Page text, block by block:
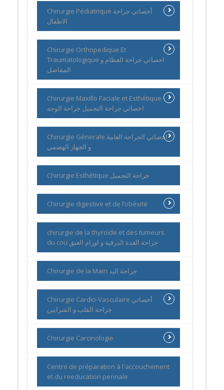
Chirurgie Pédiatrique أخصائي جراحة
الاطفال
Chirurgie Orthopedique Et
Traumatologique اخصائي جراحة العظام و
المفاصل
Chirurgie Maxillo Faciale et Esthétique
اخصائي جراحة التجميل جراحة الوجه
Chirurgie Génerale اخصائي الجراحة العامة
و الجهاز الهضمي
Chirurgie Esthétique جراحة التجميل
Chirurgie digestive et de l’obésité
chirurgie de la thyroïde et des tumeurs
du cou جراحة الغدة الدرقية و اورام العنق
Chirurgie de la Main جراحة اليد
Chirurgie Cardio-Vasculaire أخصائي
جراحة القلب و الشرايين
Chirurgie Carcinologie
Centre de préparation à l'accouchement
et du reeducation perinale